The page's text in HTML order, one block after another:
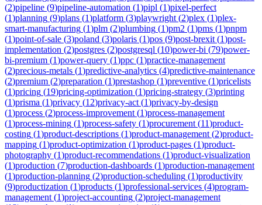
(2)pipeline (9)pipeline-automation (1)pipl (1)pixel-perfect
(1)planning (9)plans (1)platform (3)playwright (2)plex (1)plex-
smart-manufacturing (1)plm (2)plumbing (1)pm2 (1)pms (1)pnpm
(1)point-of-sale (3)poland (3)polaris (1)pos (9)post-brexit (1)post-
implementation (2)postgres (2)postgresql (10)power-bi (79)power-
bi-premium (1)power-query (1)ppc (1)practice-management
(2)precious-metals (1)predictive-analytics (4)predictive-maintenance
(2)premium (2)preparation (1)prestashop (1)preventive (1)pricelists
(1)pricing (19)pricing-optimization (1)pricing-strategy (3)printing
(1)prisma (1)privacy (12)privacy-act (1)privacy-by-design
(1)process (2)process-improvement (1)process-management
(1)process-mining (1)process-safety (1)procurement (11)product-
costing (1)product-descriptions (1)product-management (2)product-
mapping (1)product-optimization (1)product-pages (1)product-
photography (1)product-recommendations (1)product-visualization
(1)production (7)production-dashboards (1)production-management
(1)production-planning (2)production-scheduling (1)productivity
(9)productization (1)products (1)professional-services (4)program-
management (1)project-accounting (2)project-management